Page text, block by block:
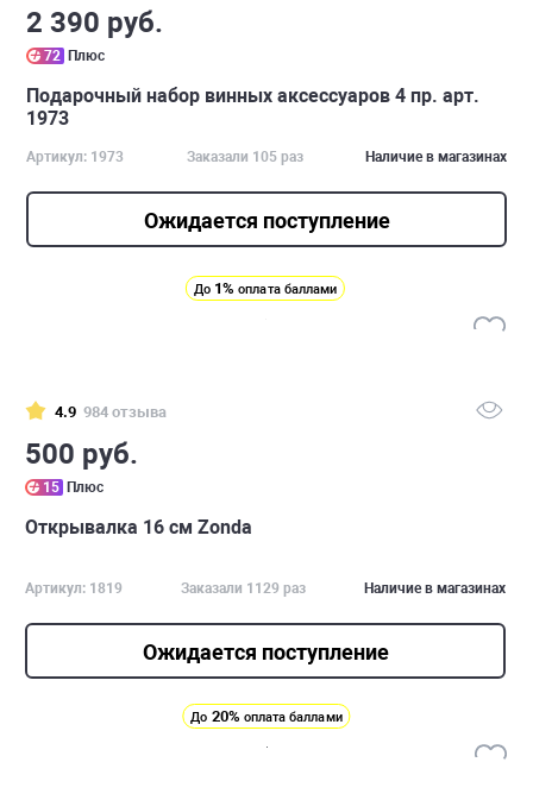
2 390 руб.
72 Плюс
Подарочный набор винных аксессуаров 4 пр. арт.
1973
Артикул: 1973 Заказали 105 раз Наличие в магазинах
Ожидается поступление
До 1% оплата баллами
4.9 984 отзыва
500 руб.
15 Плюс
Открывалка 16 см Zonda
Артикул: 1819 Заказали 1129 раз Наличие в магазинах
Ожидается поступление
До 20% оплата баллами